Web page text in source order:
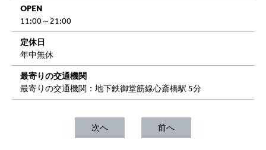
OPEN
11:00～21:00
定休日
年中無休
最寄りの交通機関
最寄りの交通機関：地下鉄御堂筋線心斎橋駅 5分
次へ 前へ